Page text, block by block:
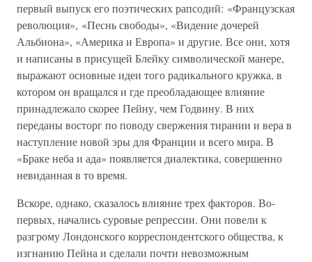
первый выпуск его поэтических рапсодий: «Французская
революция», «Песнь свободы», «Видение дочерей
Альбиона», «Америка и Европа» и другие. Все они, хотя
и написаны в присущей Блейку символической манере,
выражают основные идеи того радикального кружка, в
котором он вращался и где преобладающее влияние
принадлежало скорее Пейну, чем Годвину. В них
переданы восторг по поводу свержения тирании и вера в
наступление новой эры для Франции и всего мира. В
«Браке неба и ада» появляется диалектика, совершенно
невиданная в то время.
Вскоре, однако, сказалось влияние трех факторов. Во-
первых, начались суровые репрессии. Они повели к
разгрому Лондонского корреспондентского общества, к
изгнанию Пейна и сделали почти невозможным